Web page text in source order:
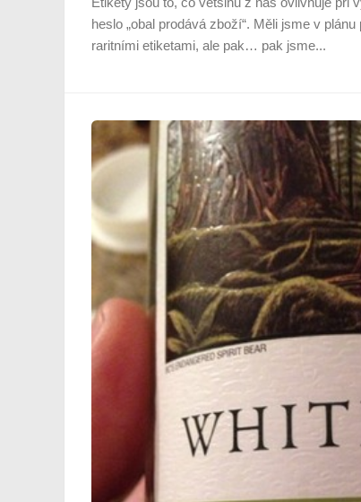
heslo „obal prodává zboží“. Měli jsme v
raritními etiketami, ale pak… pak jsme...